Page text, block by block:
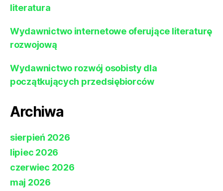
literatura
Wydawnictwo internetowe oferujące literaturę
rozwojową
Wydawnictwo rozwój osobisty dla
początkujących przedsiębiorców
Archiwa
sierpień 2026
lipiec 2026
czerwiec 2026
maj 2026